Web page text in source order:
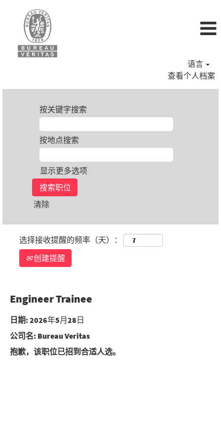
语言
查看个人档案
按关键字搜索
按地点搜索
显示更多选项
清除
选择接收提醒的频率（天）：
创建提醒
Engineer Trainee
日期: 2026年5月28日
公司名: Bureau Veritas
抱歉，该职位已招到合适人选。